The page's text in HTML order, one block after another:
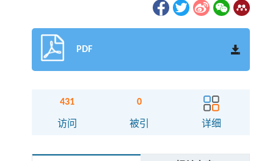
PDF
431
访问
0
被引 详细